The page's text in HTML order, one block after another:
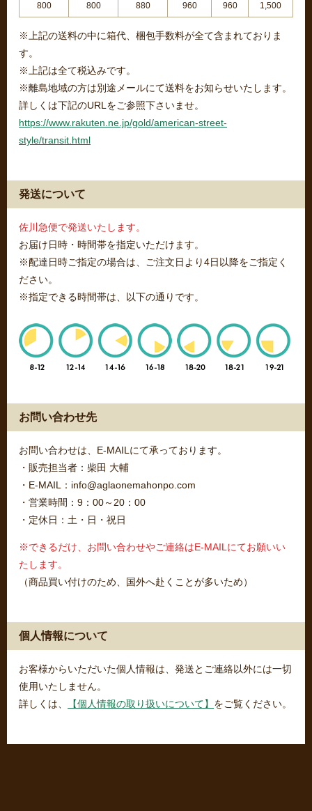
800 800 880 960 960 1,500
※上記の送料の中に箱代、梱包手数料が全て含まれておりま
す。
※上記は全て税込みです。
※離島地域の方は別途メールにて送料をお知らせいたします。
詳しくは下記のURLをご参照下さいませ。
https://www.rakuten.ne.jp/gold/american-street-
style/transit.html
発送について
佐川急便で発送いたします。
お届け日時・時間帯を指定いただけます。
※配達日時ご指定の場合は、ご注文日より4日以降をご指定く
ださい。
※指定できる時間帯は、以下の通りです。
お問い合わせ先
お問い合わせは、E-MAILにて承っております。
・販売担当者：柴田 大輔
・E-MAIL：info@aglaonemahonpo.com
・営業時間：9：00～20：00
・定休日：土・日・祝日
※できるだけ、お問い合わせやご連絡はE-MAILにてお願いい
たします。
（商品買い付けのため、国外へ赴くことが多いため）
個人情報について
お客様からいただいた個人情報は、発送とご連絡以外には一切
使用いたしません。
詳しくは、
【個人情報の取り扱いについて】 をご覧ください。